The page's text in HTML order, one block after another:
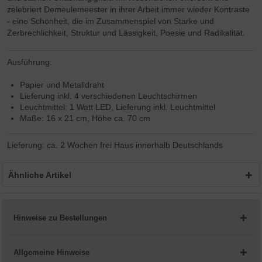
zelebriert Demeulemeester in ihrer Arbeit immer wieder Kontraste
- eine Schönheit, die im Zusammenspiel von Stärke und
Zerbrechlichkeit, Struktur und Lässigkeit, Poesie und Radikalität.
Ausführung:
Papier und Metalldraht
Lieferung inkl. 4 verschiedenen Leuchtschirmen
Leuchtmittel: 1 Watt LED, Lieferung inkl. Leuchtmittel
Maße: 16 x 21 cm, Höhe ca. 70 cm
Lieferung: ca. 2 Wochen frei Haus innerhalb Deutschlands
Ähnliche Artikel
Hinweise zu Bestellungen
Allgemeine Hinweise